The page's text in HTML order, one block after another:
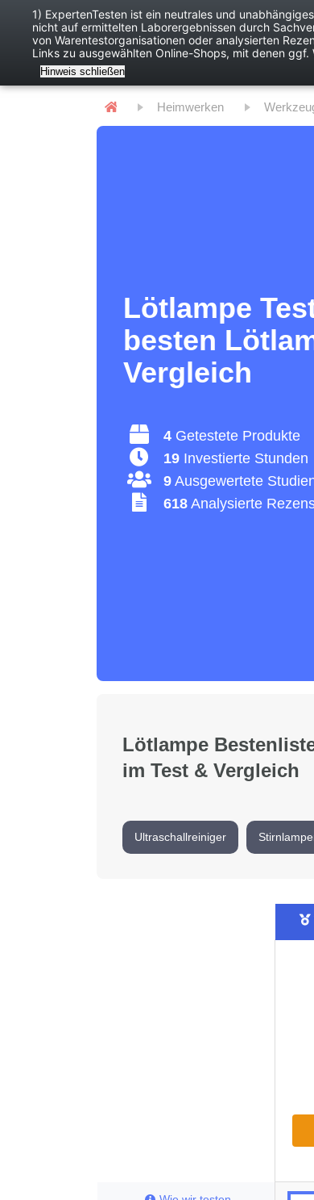
Baby
Heimwerken
Lötlampe
besten
Vergleich
4 Getestete Produkte
19 Investierte Stunden
9 Ausgewertete
618 Analysierte
Lötlampe
im Test & Vergleich
Ultraschallreiniger
1) ExpertenTesten ist ein neutrales und
nicht auf ermittelten Laborergebnissen durch
von Warentestorganisationen oder analysierten
Links zu ausgewählten Online-Shops, mit denen
Hinweis schließen